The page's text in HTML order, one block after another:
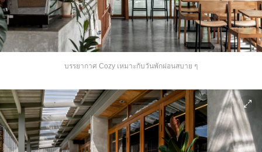
บรรยากาศ Cozy เหมาะกับวันพักผ่อนสบาย ๆ